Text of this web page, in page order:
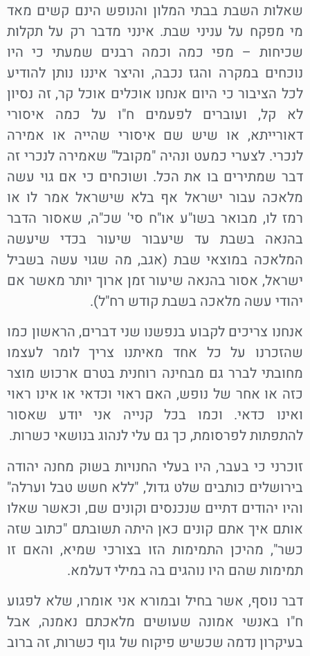
שאלות השבת בבתי המלון והנופש הינם קשים מאד
מי מפקח על עניני שבת. אינני מדבר רק על תקלות
שכיחות – מפי כמה וכמה רבנים שמעתי כי היו
נוכחים במקרה והגז נכבה, והיצר איננו נותן להודיע
לכל הציבור כי היום אנחנו אוכלים אוכל קר, זה נסיון
לא קל, ועוברים לפעמים ח"ו על כמה איסורי
דאורייתא, או שיש שם איסורי שהייה או אמירה
לנכרי. לצערי כמעט ונהיה "מקובל" שאמירה לנכרי זה
דבר שמתירים בו את הכל. ושוכחים כי אם גוי עשה
מלאכה עבור ישראל אף בלא שישראל אמר לו או
רמז לו, מבואר בשו"ע או"ח סי' שכ"ה, שאסור הדבר
בהנאה בשבת עד שיעבור שיעור בכדי שיעשה
המלאכה במוצאי שבת (אגב, מה שגוי עשה בשביל
ישראל, אסור בהנאה שיעור זמן ארוך יותר מאשר אם
יהודי עשה מלאכה בשבת קודש רח"ל).
אנחנו צריכים לקבוע בנפשנו שני דברים, הראשון כמו
שהזכרנו על כל אחד מאיתנו צריך לומר לעצמו
מחובתי לברר גם מבחינה רוחנית בטרם ארכוש מוצר
כזה או אחר של נופש, האם ראוי וכדאי או אינו ראוי
ואינו כדאי. וכמו בכל קנייה אני יודע שאסור
להתפתות לפרסומת, כך גם עלי לנהוג בנושאי כשרות.
זוכרני כי בעבר, היו בעלי החנויות בשוק מחנה יהודה
בירושלים כותבים שלט גדול, "ללא חשש טבל וערלה"
והיו יהודים דתיים שנכנסים וקונים שם, וכאשר שאלו
אותם איך אתם קונים כאן היתה תשובתם "כתוב שזה
כשר", מהיכן התמימות הזו בצורכי שמיא, והאם זו
תמימות שהם היו נוהגים בה במילי דעלמא.
דבר נוסף, אשר בחיל ובמורא אני אומרו, שלא לפגוע
ח"ו באנשי אמונה שעושים מלאכתם נאמנה, אבל
בעיקרון נדמה שכשיש פיקוח של גוף כשרות, זה ברוב